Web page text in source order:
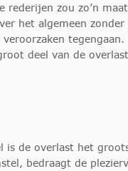
zou zo’n
het algemeen
deel van de
de overlast het
bedraagt de